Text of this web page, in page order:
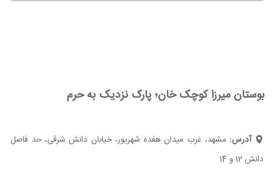
بوستان میرزا کوچک خان؛ پارک نزدیک به حرم
آدرس: مشهد، غرب میدان هفده شهریور، خیابان دانش شرقی، حد فاصل
دانش 12 و 14